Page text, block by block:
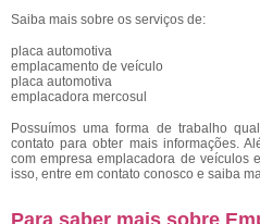
Saiba mais sobre os serviços de:
placa automotiva
emplacamento de veículo
placa automotiva
emplacadora mercosul
Possuímos uma forma de trabalho
contato para obter mais informações.
com empresa emplacadora de veículos
isso, entre em contato conosco e saiba
Para saber mais sobre